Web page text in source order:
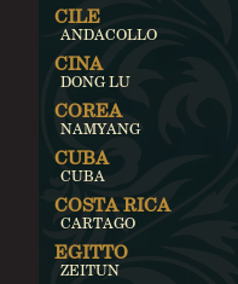
CILE
ANDACOLLO
CINA
DONG LU
COREA
NAMYANG
CUBA
CUBA
COSTA RICA
CARTAGO
EGITTO
ZEITUN